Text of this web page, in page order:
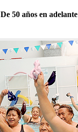
De 50 años en adelante